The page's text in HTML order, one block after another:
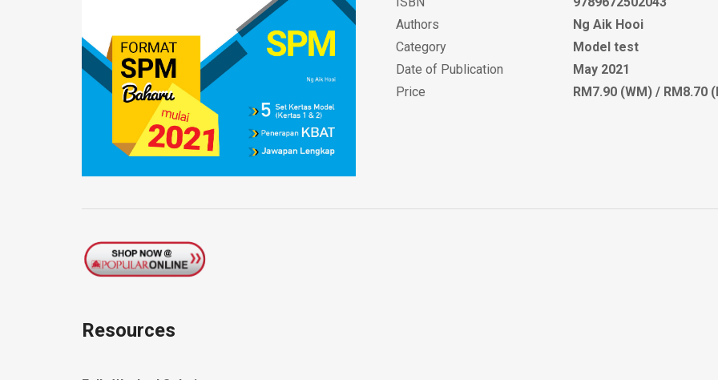
Authors
Ng Aik Hooi
Category
Model test
Date of Publication
May 2021
Price
RM7.90 (WM) / RM8.70
Resources